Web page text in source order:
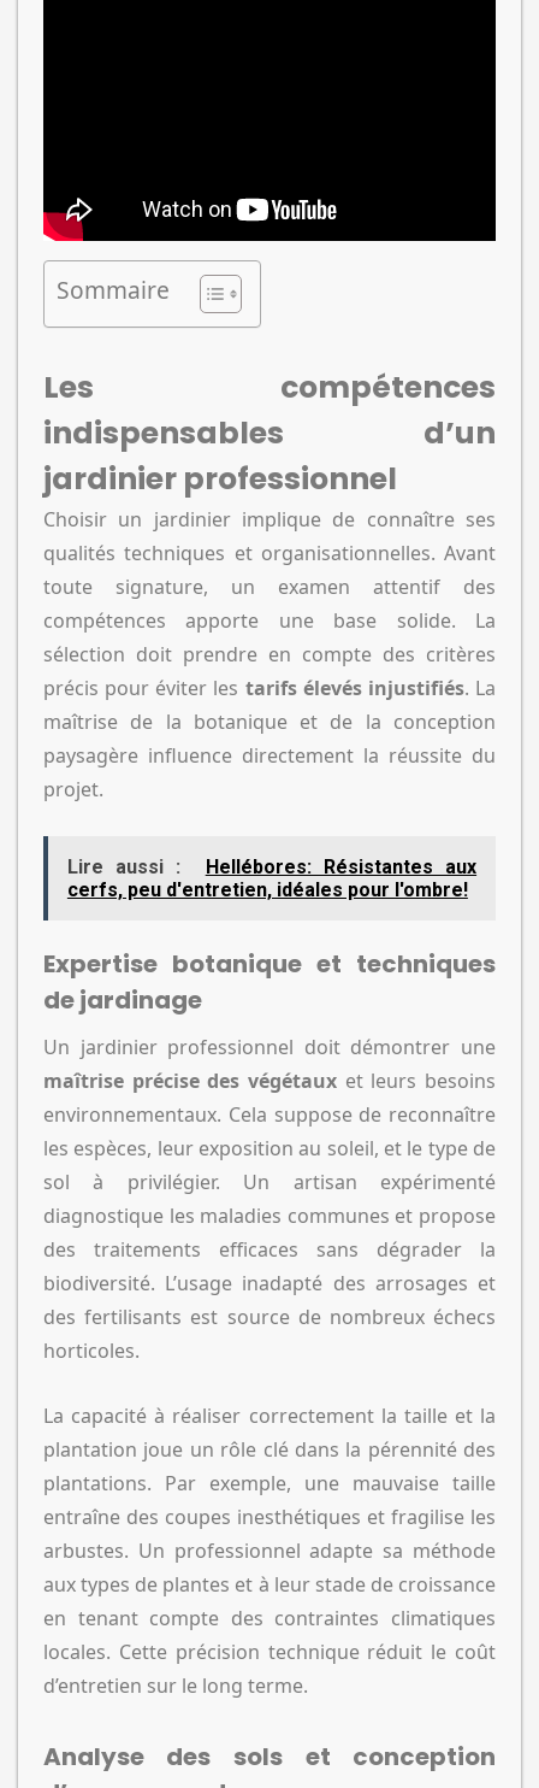
Sommaire
Les compétences
indispensables d’un
jardinier professionnel
Choisir un jardinier implique de connaître ses
qualités techniques et organisationnelles. Avant
toute signature, un examen attentif des
compétences apporte une base solide. La
sélection doit prendre en compte des critères
précis pour éviter les tarifs élevés injustifiés. La
maîtrise de la botanique et de la conception
paysagère influence directement la réussite du
projet.
Lire aussi :
Hellébores: Résistantes aux
cerfs, peu d'entretien, idéales pour l'ombre!
Expertise botanique et techniques
de jardinage
Un jardinier professionnel doit démontrer une
maîtrise précise des végétaux et leurs besoins
environnementaux. Cela suppose de reconnaître
les espèces, leur exposition au soleil, et le type de
sol à privilégier. Un artisan expérimenté
diagnostique les maladies communes et propose
des traitements efficaces sans dégrader la
biodiversité. L’usage inadapté des arrosages et
des fertilisants est source de nombreux échecs
horticoles.
La capacité à réaliser correctement la taille et la
plantation joue un rôle clé dans la pérennité des
plantations. Par exemple, une mauvaise taille
entraîne des coupes inesthétiques et fragilise les
arbustes. Un professionnel adapte sa méthode
aux types de plantes et à leur stade de croissance
en tenant compte des contraintes climatiques
locales. Cette précision technique réduit le coût
d’entretien sur le long terme.
Analyse des sols et conception